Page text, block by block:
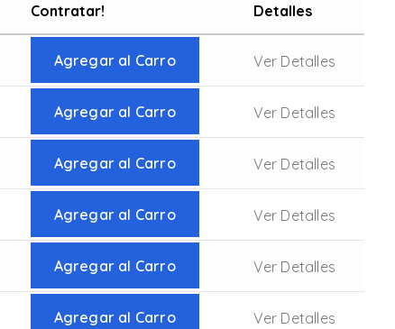
Contratar! Detalles
Agregar al Carro Ver Detalles
Agregar al Carro Ver Detalles
Agregar al Carro Ver Detalles
Agregar al Carro Ver Detalles
Agregar al Carro Ver Detalles
Agregar al Carro Ver Detalles